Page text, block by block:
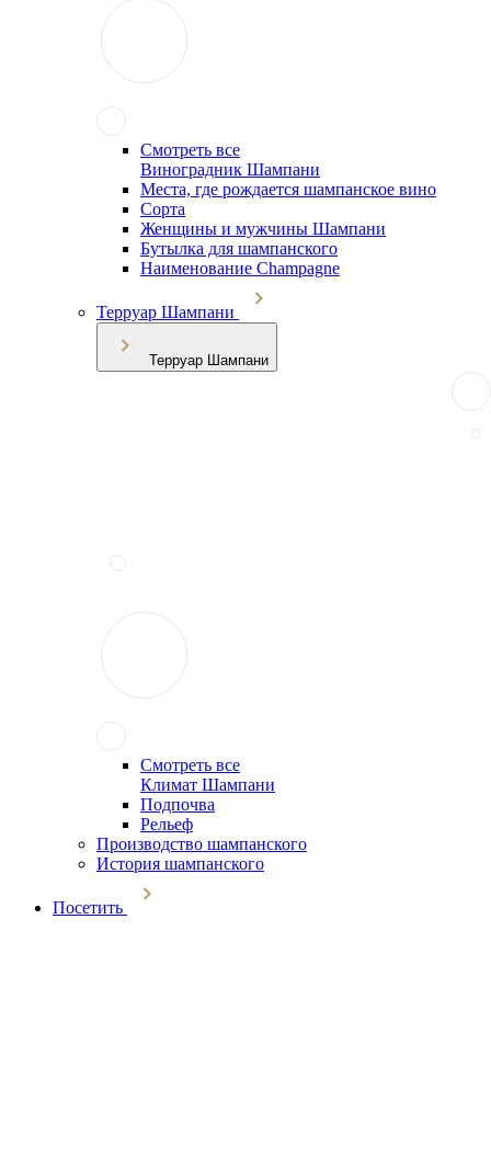
Смотреть все
Виноградник Шампани
Места, где рождается шампанское вино
Сорта
Женщины и мужчины Шампани
Бутылка для шампанского
Наименование Champagne
Терруар Шампани
Терруар Шампани
Смотреть все
Климат Шампани
Подпочва
Рельеф
Производство шампанского
История шампанского
Посетить